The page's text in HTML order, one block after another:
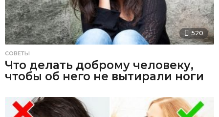
520
СОВЕТЫ
Что делать доброму человеку,
чтобы об него не вытирали ноги